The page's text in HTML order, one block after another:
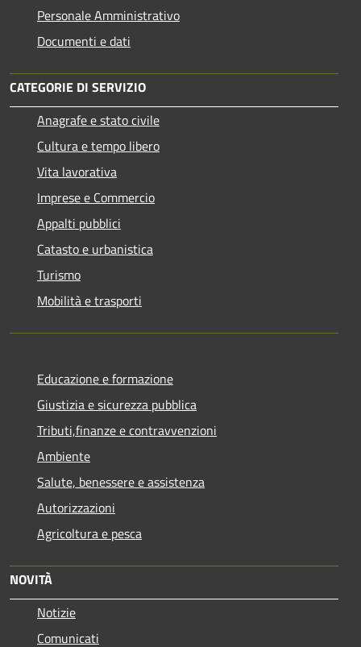
Personale Amministrativo
Documenti e dati
CATEGORIE DI SERVIZIO
Anagrafe e stato civile
Cultura e tempo libero
Vita lavorativa
Imprese e Commercio
Appalti pubblici
Catasto e urbanistica
Turismo
Mobilità e trasporti
Educazione e formazione
Giustizia e sicurezza pubblica
Tributi,finanze e contravvenzioni
Ambiente
Salute, benessere e assistenza
Autorizzazioni
Agricoltura e pesca
NOVITÀ
Notizie
Comunicati